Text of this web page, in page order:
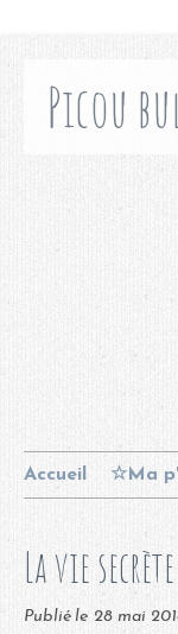
Picou
Accueil ☆Ma
La vie
Publié le 28 mai